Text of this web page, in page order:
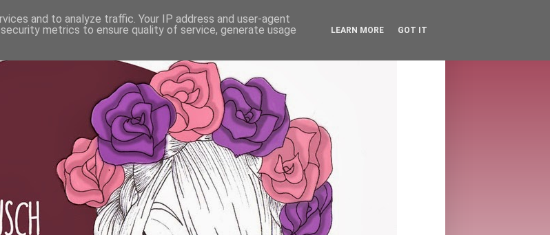
and to analyze traffic. Your IP address and user-agent
metrics to ensure quality of service, generate usage
LEARN MORE GOT IT